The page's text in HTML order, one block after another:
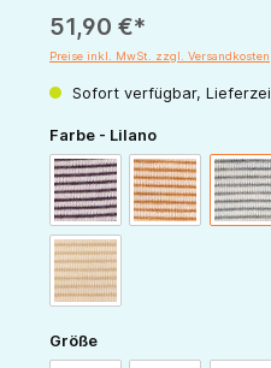
51,90 €*
Preise inkl. MwSt. zzgl. Versandkosten
Sofort verfügbar,
Farbe - Lilanoauswählen
beere-naturcurry-natur
sand-natur
Größeauswählen